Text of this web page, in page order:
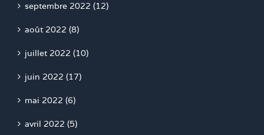
septembre 2022 (12)
août 2022 (8)
juillet 2022 (10)
juin 2022 (17)
mai 2022 (6)
avril 2022 (5)